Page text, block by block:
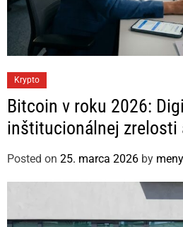
a
t
e
o
r
e
Krypto
Bitcoin v roku 2026:
inštitucionálnej zrelosti
Posted on 25. marca 2026 by